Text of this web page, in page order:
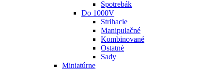
Spotrebák
Do 1000V
Strihacie
Manipulačné
Kombinované
Ostatné
Sady
Miniatúrne